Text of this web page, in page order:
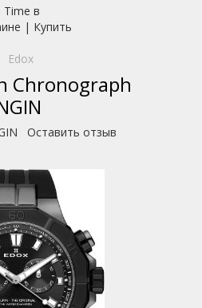
Edox
Chronograph
Оставить отзыв